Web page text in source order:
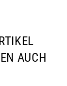
AUCH